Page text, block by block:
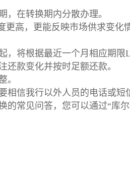
，在转换期内分散办理。
更高，更能反映市场供求变化
，将根据最近一个月相应期限
还款变化并按时足额还款。
。
相信我行以外人员的电话或短
的常见问答，您可以通过“库